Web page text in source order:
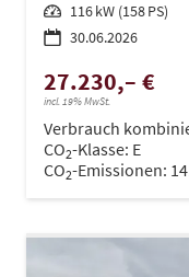
Leistung 116 kW (158 PS)
30.06.2026
27.230,– €
incl. 19% MwSt.
Verbrauch
CO2-Klasse: E
CO2-Emissionen: